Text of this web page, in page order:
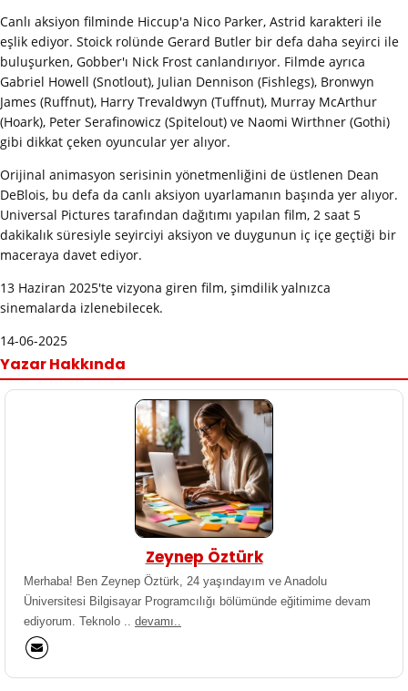
Canlı aksiyon filminde Hiccup'a Nico Parker, Astrid karakteri ile
eşlik ediyor. Stoick rolünde Gerard Butler bir defa daha seyirci ile
buluşurken, Gobber'ı Nick Frost canlandırıyor. Filmde ayrıca
Gabriel Howell (Snotlout), Julian Dennison (Fishlegs), Bronwyn
James (Ruffnut), Harry Trevaldwyn (Tuffnut), Murray McArthur
(Hoark), Peter Serafinowicz (Spitelout) ve Naomi Wirthner (Gothi)
gibi dikkat çeken oyuncular yer alıyor.
Orijinal animasyon serisinin yönetmenliğini de üstlenen Dean
DeBlois, bu defa da canlı aksiyon uyarlamanın başında yer alıyor.
Universal Pictures tarafından dağıtımı yapılan film, 2 saat 5
dakikalık süresiyle seyirciyi aksiyon ve duygunun iç içe geçtiği bir
maceraya davet ediyor.
13 Haziran 2025'te vizyona giren film, şimdilik yalnızca
sinemalarda izlenebilecek.
14-06-2025
Yazar Hakkında
Zeynep Öztürk
Merhaba! Ben Zeynep Öztürk, 24 yaşındayım ve Anadolu
Üniversitesi Bilgisayar Programcılığı bölümünde eğitimime devam
ediyorum. Teknolo .. devamı..